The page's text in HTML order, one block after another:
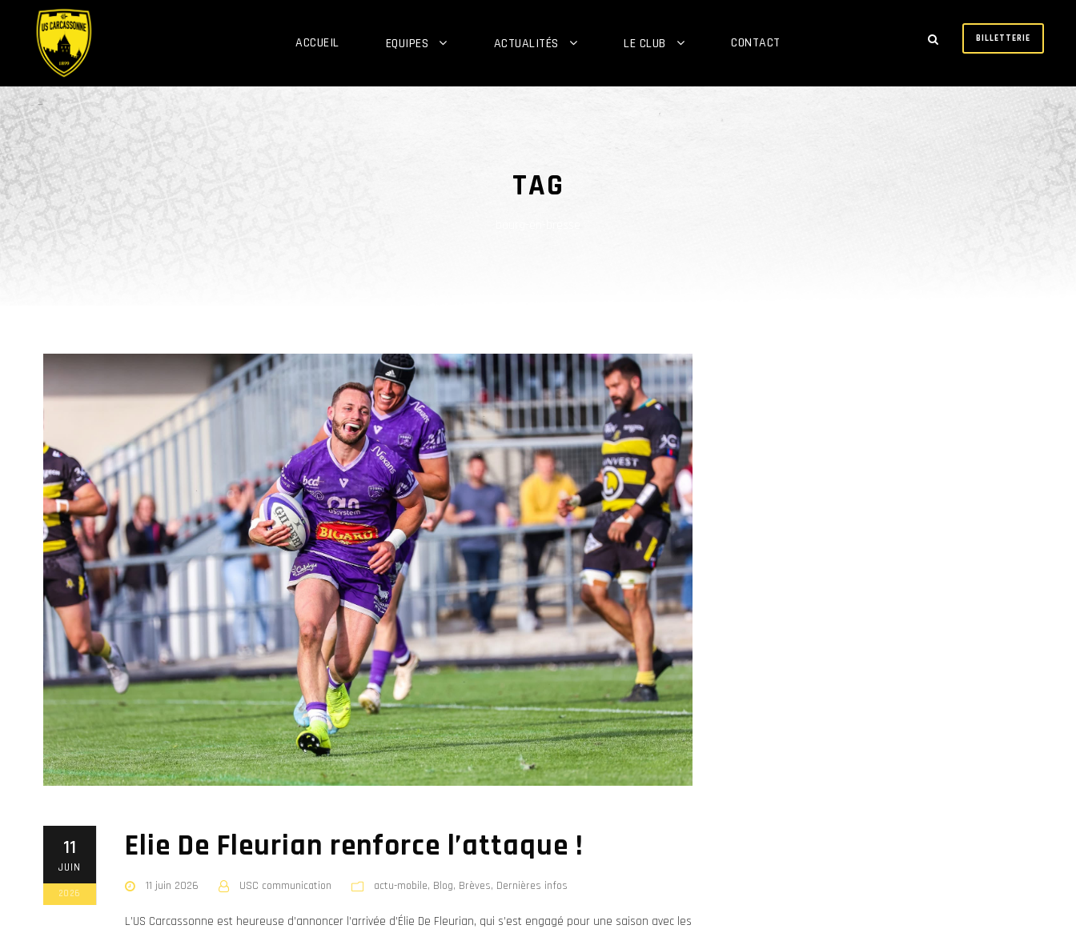
ACCUEIL EQUIPES ACTUALITÉS LE CLUB CONTACT BILLETTERIE
TAG
11
JUIN
2026
Elie De Fleurian renforce l’attaque !
11 juin 2026 USC communication actu-mobile, Blog, Brèves, Dernières infos
L’US Carcassonne est heureuse d’annoncer l’arrivée d’Élie De Fleurian, qui s’est engagé pour une saison avec les